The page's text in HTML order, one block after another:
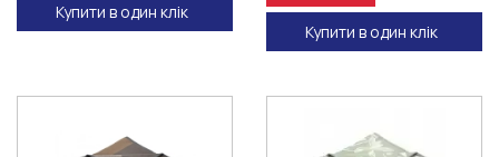
Купити в один клік
Купити в один клік